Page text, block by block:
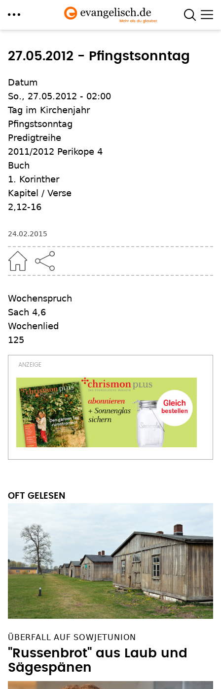
zum
27.05.2012 - Pfingstsonntag
Datum
So., 27.05.2012 - 02:00
Tag im Kirchenjahr
Pfingstsonntag
Predigtreihe
2011/2012 Perikope 4
Buch
1. Korinther
Kapitel / Verse
2,12-16
24.02.2015
Wochenspruch
Sach 4,6
Wochenlied
125
OFT GELESEN
ÜBERFALL AUF SOWJETUNION
"Russenbrot" aus Laub und
Sägespänen